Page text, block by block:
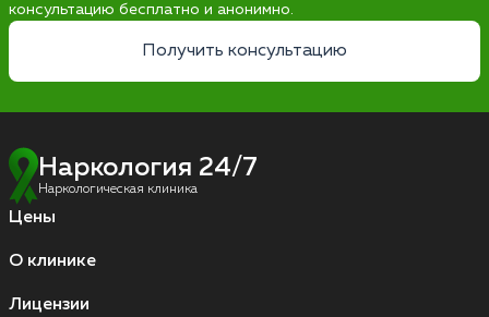
консультацию бесплатно и анонимно.
Получить консультацию
Наркология 24/7
Наркологическая клиника
Цены
О клинике
Лицензии